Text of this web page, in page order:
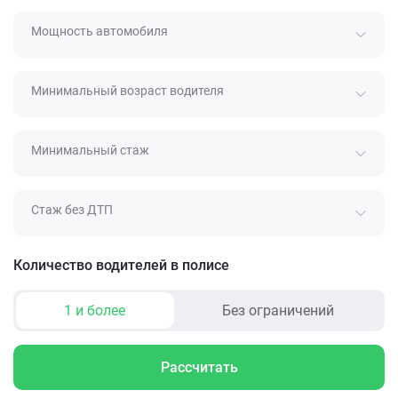
Мощность автомобиля
Минимальный возраст водителя
Минимальный стаж
Стаж без ДТП
Количество водителей в полисе
1 и более Без ограничений
Рассчитать